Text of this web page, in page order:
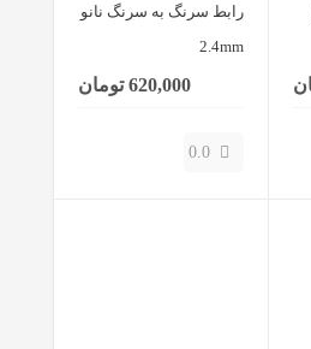
رابط سرنگ به سرنگ نانو
2.4mm
620,000 تومان
0.0